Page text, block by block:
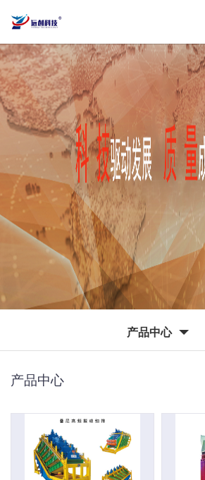
产品中心
产品中心